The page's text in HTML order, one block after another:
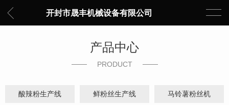
开封市晟丰机械设备有限公司
产品中心
PRODUCT
酸辣粉生产线 鲜粉丝生产线 马铃薯粉丝机